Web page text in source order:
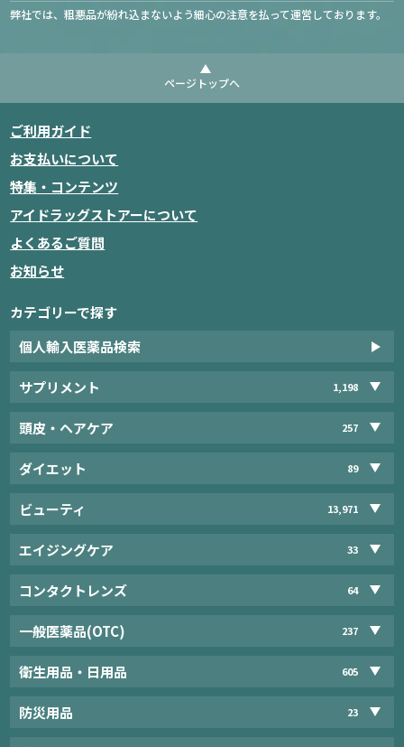
弊社では、粗悪品が紛れ込まないよう細心の注意を払って運営しております。
ページトップへ
ご利用ガイド
お支払いについて
特集・コンテンツ
アイドラッグストアーについて
よくあるご質問
お知らせ
カテゴリーで探す
個人輸入医薬品検索
サプリメント 1,198
頭皮・ヘアケア 257
ダイエット 89
ビューティ 13,971
エイジングケア 33
コンタクトレンズ 64
一般医薬品(OTC) 237
衛生用品・日用品 605
防災用品 23